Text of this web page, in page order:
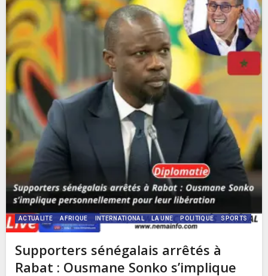
ACTUALITE AFRIQUE INTERNATIONAL LA UNE POLITIQUE SPORTS
Supporters sénégalais arrêtés à
Rabat : Ousmane Sonko s’implique